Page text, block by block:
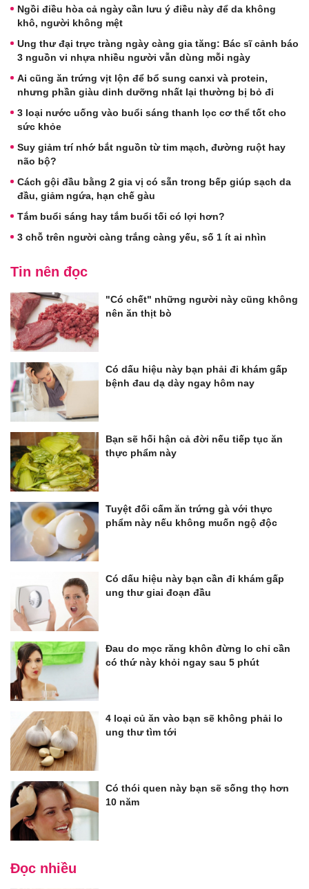
Ngồi điều hòa cả ngày cần lưu ý điều này để da không
khô, người không mệt
Ung thư đại trực tràng ngày càng gia tăng: Bác sĩ cảnh báo
3 nguồn vi nhựa nhiều người vẫn dùng mỗi ngày
Ai cũng ăn trứng vịt lộn để bổ sung canxi và protein,
nhưng phần giàu dinh dưỡng nhất lại thường bị bỏ đi
3 loại nước uống vào buổi sáng thanh lọc cơ thể tốt cho
sức khỏe
Suy giảm trí nhớ bắt nguồn từ tim mạch, đường ruột hay
não bộ?
Cách gội đầu bằng 2 gia vị có sẵn trong bếp giúp sạch da
đầu, giảm ngứa, hạn chế gàu
Tắm buổi sáng hay tắm buổi tối có lợi hơn?
3 chỗ trên người càng trắng càng yếu, số 1 ít ai nhìn
Tin nên đọc
"Có chết" những người này cũng không
nên ăn thịt bò
Có dấu hiệu này bạn phải đi khám gấp
bệnh đau dạ dày ngay hôm nay
Bạn sẽ hối hận cả đời nếu tiếp tục ăn
thực phẩm này
Tuyệt đối cấm ăn trứng gà với thực
phẩm này nếu không muốn ngộ độc
Có dấu hiệu này bạn cần đi khám gấp
ung thư giai đoạn đầu
Đau do mọc răng khôn đừng lo chỉ cần
có thứ này khỏi ngay sau 5 phút
4 loại củ ăn vào bạn sẽ không phải lo
ung thư tìm tới
Có thói quen này bạn sẽ sống thọ hơn
10 năm
Đọc nhiều